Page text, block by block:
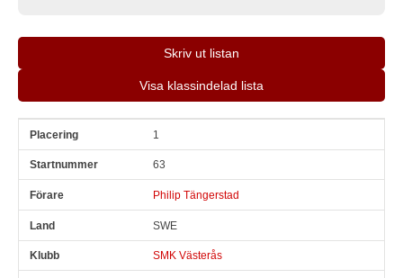
Skriv ut listan
Visa klassindelad lista
Pl Snr 1
63
Philip Tängerstad
SWE
SMK Västerås